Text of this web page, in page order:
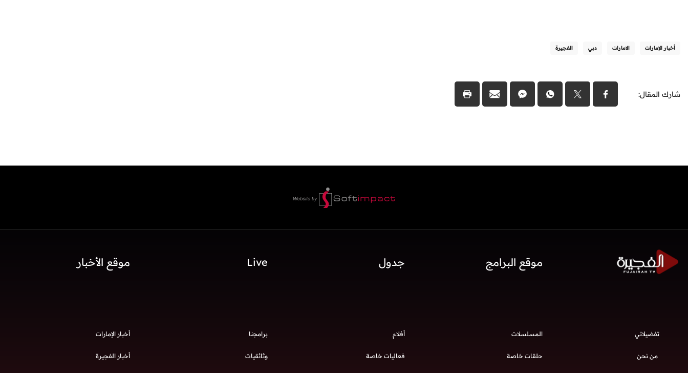
أخبار الإمارات الامارات دبي الفجيرة
شارك المقال:
موقع البرامج جدول Live موقع الأخبار
تفضيلاتي
من نحن
المسلسلات أفلام برامجنا
حلقات خاصة فعاليات خاصة وثائقيات
أخبار الإمارات
أخبار الفجيرة